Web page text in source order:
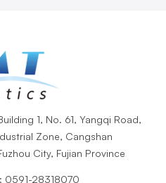
1, No. 61, Yangqi Road,
Zone, Cangshan
City, Fujian Province
0591-28318070